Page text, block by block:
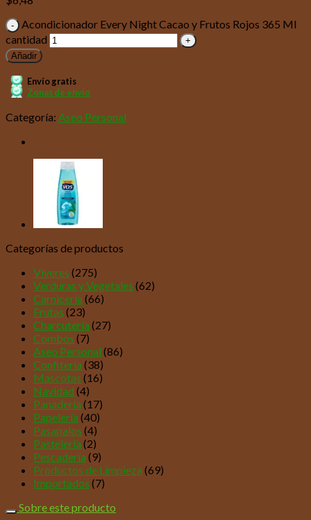
Acondicionador Every Night Cacao y Frutos Rojos 365 Ml
cantidad
Añadir
Envío gratis
Zonas de envío
Categoría: Aseo Personal
Categorías de productos
Víveres (275)
Verduras y Vegetales (62)
Carnicería (66)
Frutas (23)
Charcutería (27)
Combos (7)
Aseo Personal (86)
Confitería (38)
Mascotas (16)
Navidad (4)
Panadería (17)
Papelería (40)
Pasapalos (4)
Pastelería (2)
Pescadería (9)
Productos de Limpieza (69)
Importados (7)
Sobre este producto